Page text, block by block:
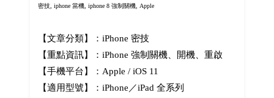
密技, iphone 當機, iphone 8 強制關機, Apple
【文章分類】：iPhone 密技
【重點資訊】：iPhone 強制關機、開機、重啟
【手機平台】：Apple / iOS 11
【適用型號】：iPhone／iPad 全系列